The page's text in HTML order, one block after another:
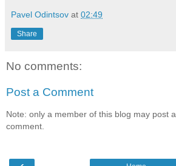
Pavel Odintsov at 02:49
Share
No comments:
Post a Comment
Note: only a member of this blog may post a
comment.